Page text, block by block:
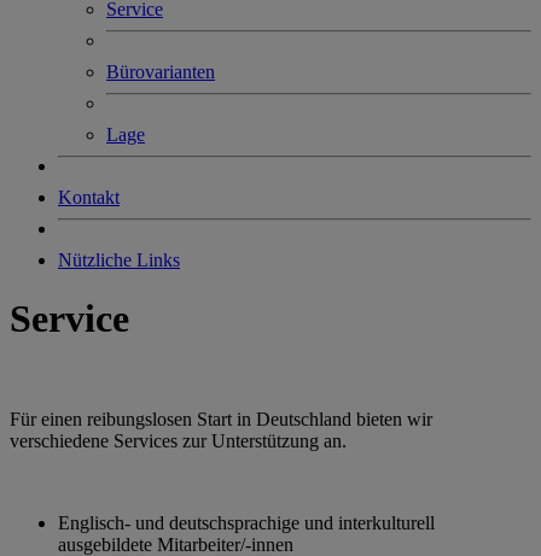
Service
Bürovarianten
Lage
Kontakt
Nützliche Links
Service
Für einen reibungslosen Start in Deutschland bieten wir
verschiedene Services zur Unterstützung an.
Englisch- und deutschsprachige und interkulturell
ausgebildete Mitarbeiter/-innen